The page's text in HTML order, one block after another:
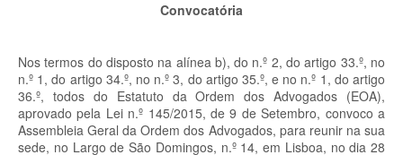
Convocatória
Nos termos do disposto na alínea b), do n.º 2, do artigo 33.º, no
n.º 1, do artigo 34.º, no n.º 3, do artigo 35.º, e no n.º 1, do artigo
36.º, todos do Estatuto da Ordem dos Advogados (EOA),
aprovado pela Lei n.º 145/2015, de 9 de Setembro, convoco a
Assembleia Geral da Ordem dos Advogados, para reunir na sua
sede, no Largo de São Domingos, n.º 14, em Lisboa, no dia 28